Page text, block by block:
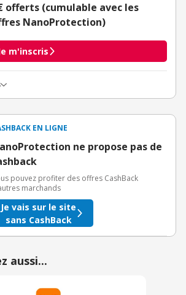
offerts (cumulable avec les
NanoProtection)
m'inscris
immédiatement + 1€ supplémentaire
toute première inscription chez eBuyClub.
EN LIGNE
ne propose pas de
pouvez profiter des offres CashBack
marchands
Je vais sur le site
sans CashBack
aussi...